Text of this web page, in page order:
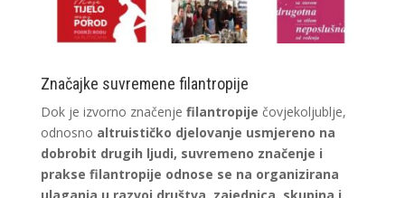
Značajke suvremene filantropije
Dok je izvorno značenje filantropije čovjekoljublje,
odnosno altruističko djelovanje usmjereno na
dobrobit drugih ljudi, suvremeno značenje i
prakse filantropije odnose se na organizirana